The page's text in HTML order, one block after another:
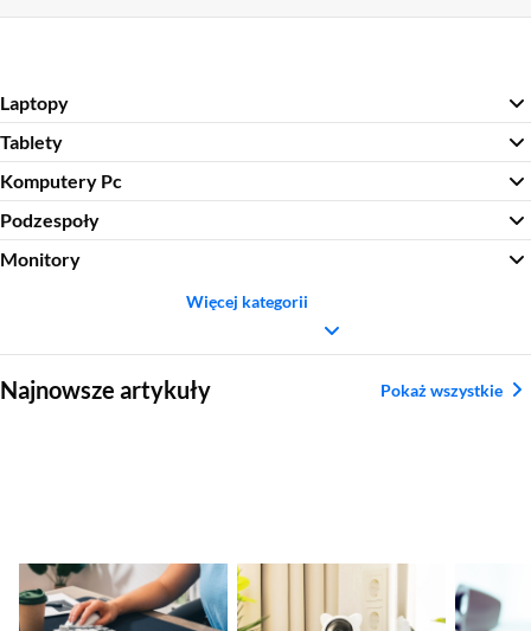
Laptopy
Tablety
Komputery Pc
Podzespoły
Monitory
Więcej kategorii
Najnowsze artykuły Pokaż wszystkie
Ranking klawiatur
mechanicznych 2026
– najlepsze modele
Ranking kamer
zewnętrznych i Wi-Fi
– najlepsze modele
2026